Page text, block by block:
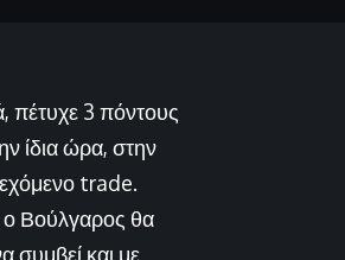
πέτυχε 3 πόντους
ίδια ώρα, στην
trade.
Βούλγαρος θα
συμβεί και με